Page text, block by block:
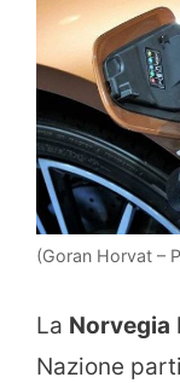
(Goran Horvat –
La Norvegia
Nazione